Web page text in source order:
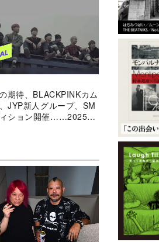
期待、BLACKPINKカム
JYP新人グループ、SM
ション開催……2025年